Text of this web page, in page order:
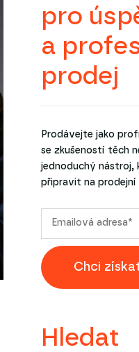
pro
a
prodej
Prodávejte jako
se zkušeností těch
jednoduchý nástroj,
připravit na prodejní
Hledat